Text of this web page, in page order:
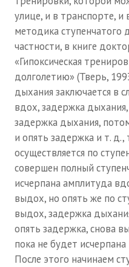
№ 7
№ 8
Список наших книг
Страница поиска
Новые книги
Е. Богатырев «Повесть об
В. Щагин «Мяч и время»
ПОДПИСКА
Наложенный платеж
улице, и в транспорте,
методика ступенчатого
частности, в книге
«Гипоксическая
долголетию» (Тверь,
дыхания заключается в
вдох, задержка
задержка дыхания,
и опять задержка и т. д.,
осуществляется по
совершен полный
исчерпана амплитуда
выдох, но опять же по
выдох, задержка
опять задержка, снова
пока не будет
После этого начинаем